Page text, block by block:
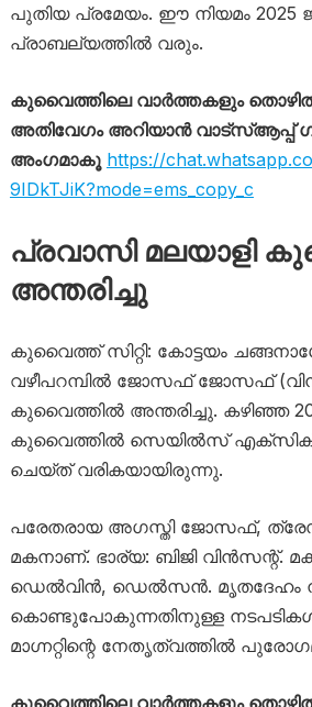
പുതിയ പ്രമേയം. ഈ നിയമം 2025
പ്രാബല്യത്തിൽ വരും.
കുവൈത്തിലെ വാർത്തകളും
അതിവേഗം അറിയാൻ വാട്സ്ആപ്പ്
അംഗമാകൂ https://
9IDkTJiK?mode=ems_copy_c
‍പ്രവാസി മലയാളി
അന്തരിച്ചു
കുവൈത്ത് സിറ്റി: കോട്ടയം
വഴീപറമ്പിൽ ജോസഫ് ജോസഫ്
കുവൈത്തിൽ അന്തരിച്ചു. കഴിഞ്ഞ
കുവൈത്തിൽ സെയിൽസ്
ചെയ്ത് വരികയായിരുന്നു.
പരേതരായ അഗസ്തി ജോസഫ്,
മകനാണ്. ഭാര്യ: ബിജി വിൻസന്റ്.
ഡെൽവിൻ, ഡെൽസൻ. മൃതദേഹം
കൊണ്ടുപോകുന്നതിനുള്ള
മാഗ്നറ്റിന്റെ നേതൃത്വത്തിൽ
കുവൈത്തിലെ വാർത്തകളും